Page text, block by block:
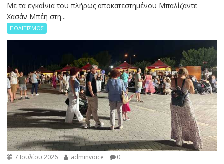
Με τα εγκαίνια του πλήρως αποκατεστημένου Μπαλίζαντε
Χασάν Μπέη στη...
ΠΟΛΙΤΙΣΜΟΣ
7 Ιουλίου 2026 adminvoice 0